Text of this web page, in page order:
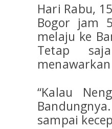
Hari Rabu,
Bogor jam
melaju ke
Tetap saja
“Kalau
sampai